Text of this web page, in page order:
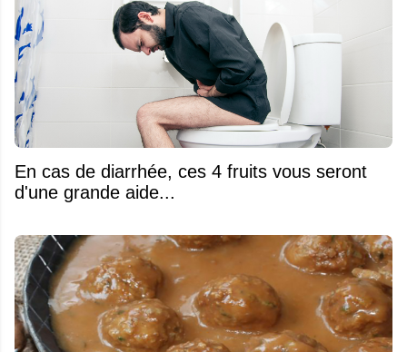
En cas de diarrhée, ces 4 fruits vous seront
d'une grande aide...